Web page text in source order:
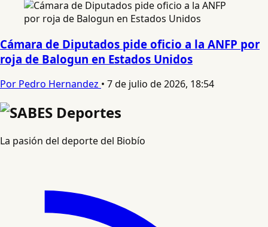
Cámara de Diputados pide oficio a la ANFP por
roja de Balogun en Estados Unidos
Por Pedro Hernandez • 7 de julio de 2026, 18:54
La pasión del deporte del Biobío